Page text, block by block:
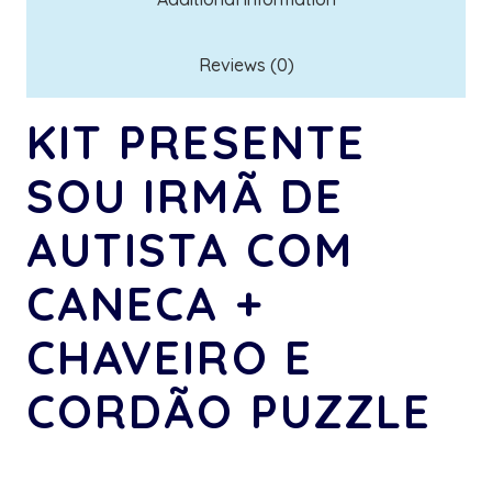
Reviews (0)
KIT PRESENTE
SOU IRMÃ DE
AUTISTA COM
CANECA +
CHAVEIRO E
CORDÃO PUZZLE